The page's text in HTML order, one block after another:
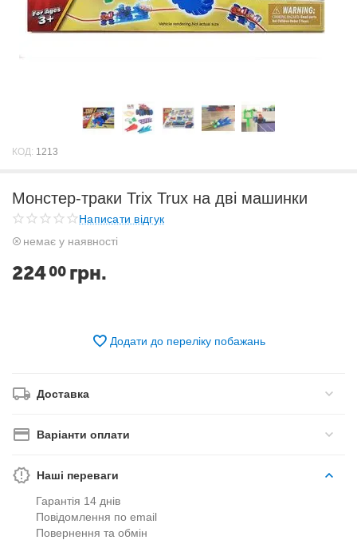
КОД: 1213
Монстер-траки Trix Trux на дві машинки
Написати відгук
немає у наявності
22400 грн.
Додати до переліку побажань
Доставка
Варіанти оплати
Наші переваги
Гарантія 14 днів
Повідомлення по email
Повернення та обмін